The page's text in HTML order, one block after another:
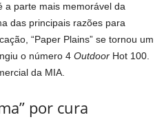
a parte mais memorável da
das principais razões para
“Paper Plains” se tornou um
o número 4 Outdoor Hot 100.
da MIA.
por cura